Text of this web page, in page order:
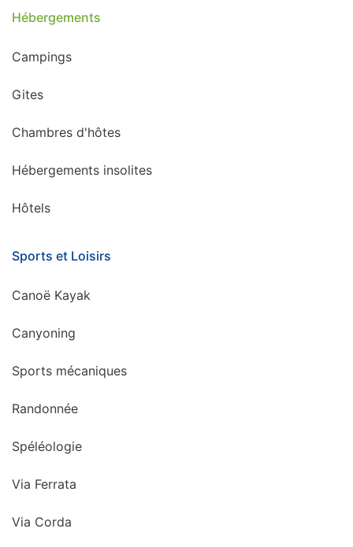
Hébergements
Campings
Gites
Chambres d'hôtes
Hébergements insolites
Hôtels
Sports et Loisirs
Canoë Kayak
Canyoning
Sports mécaniques
Randonnée
Spéléologie
Via Ferrata
Via Corda